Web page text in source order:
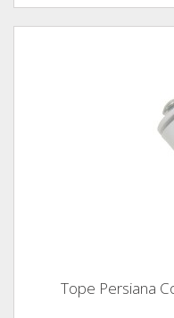
Tope Persiana